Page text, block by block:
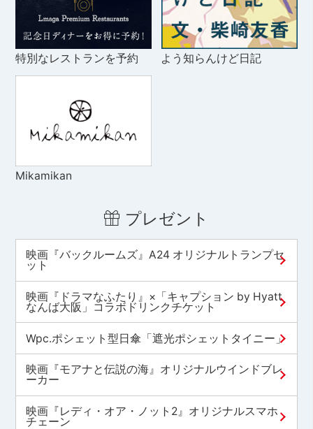
特別なレストランを予約 よう知らんけど日記
Mikamikan
プレゼント
映画『バックルームズ』A24 オリジナルトランプセ
ット
映画『ドラマなふたり』×「キャプション by Hyatt
なんば大阪」コラボドリンクチケット
Wpc.ポシェット型日傘「遮光ポシェットタイニー」
映画『モアナと伝説の海』オリジナルウインドブレ
ーカー
映画『レディ・オア・ノット2』オリジナルスマホ
チェーン